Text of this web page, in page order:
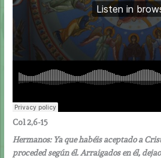
Col 2,6-15
Hermanos: Ya que habéis aceptado a
proceded según él. Arraigados en él,